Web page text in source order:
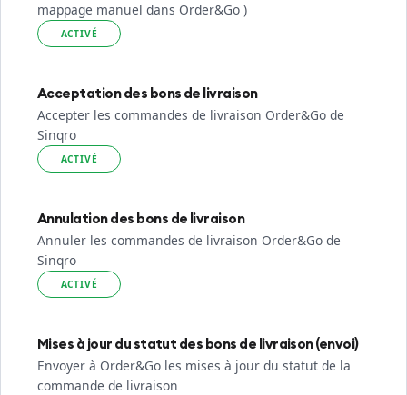
mappage manuel dans Order&Go )
ACTIVÉ
Acceptation des bons de livraison
Accepter les commandes de livraison Order&Go de
Sinqro
ACTIVÉ
Annulation des bons de livraison
Annuler les commandes de livraison Order&Go de
Sinqro
ACTIVÉ
Mises à jour du statut des bons de livraison (envoi)
Envoyer à Order&Go les mises à jour du statut de la
commande de livraison